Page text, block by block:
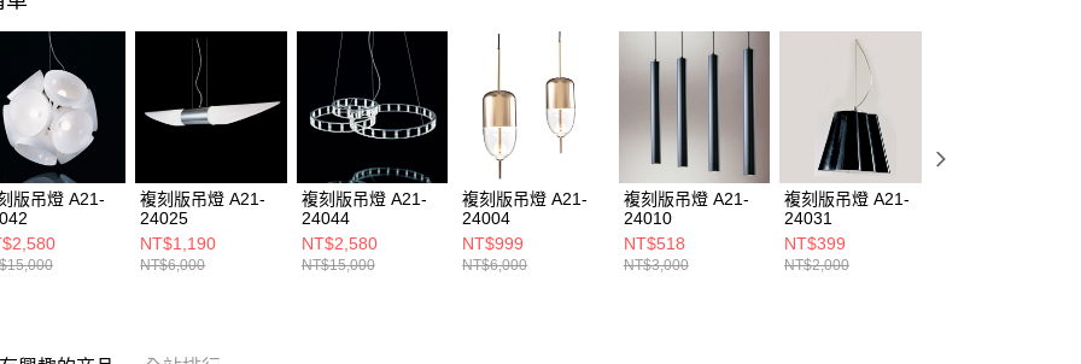
版吊燈 A21-
複刻版吊燈 A21-
24025
NT$1,190
NT$6,000
複刻版吊燈 A21-
24044
NT$2,580
NT$15,000
複刻版吊燈 A21-
24004
NT$999
NT$6,000
複刻版吊燈 A21-
24010
NT$518
NT$3,000
複刻版吊燈 A21-
24031
NT$399
NT$2,000